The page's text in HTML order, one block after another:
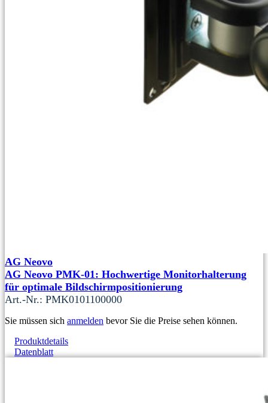
AG Neovo
AG Neovo PMK-01: Hochwertige Monitorhalterung
für optimale Bildschirmpositionierung
Art.-Nr.: PMK0101100000
Sie müssen sich anmelden bevor Sie die Preise sehen können.
Produktdetails
Datenblatt